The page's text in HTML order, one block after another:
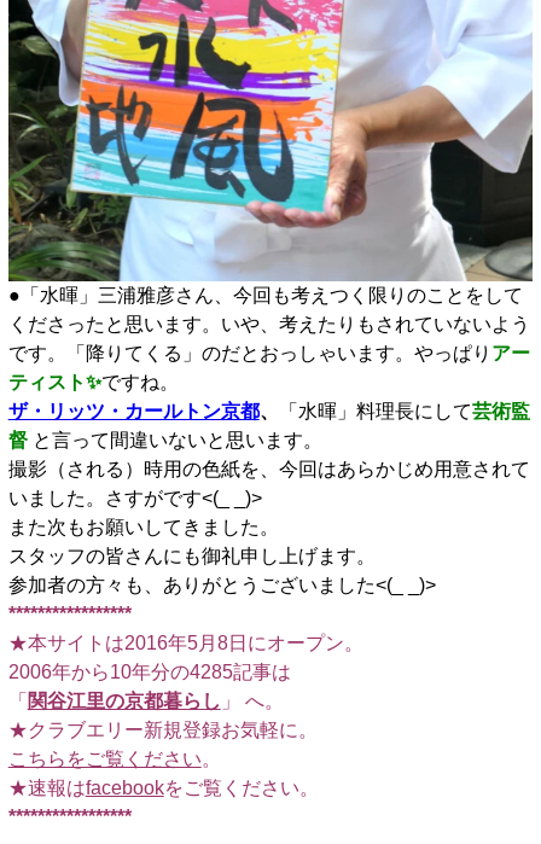
●「水暉」三浦雅彦さん、今回も考えつく限りのことをして
くださったと思います。いや、考えたりもされていないよう
です。「降りてくる」のだとおっしゃいます。やっぱり アー
ティスト✨ですね。
ザ・リッツ・カールトン京都、 「水暉」料理長にして芸術監
督と言って間違いないと思います。
撮影（される）時用の色紙を、今回はあらかじめ用意されて
いました。さすがです<(_ _)>
また次もお願いしてきました。
スタッフの皆さんにも御礼申し上げます。
参加者の方々も、ありがとうございました<(_ _)>
*****************
★本サイトは2016年5月8日にオープン。
2006年から10年分の4285記事は
「 関谷江里の京都暮らし 」 へ。
★クラブエリー新規登録お気軽に。
こちらをご覧ください。
★速報はfacebookをご覧ください。
*****************